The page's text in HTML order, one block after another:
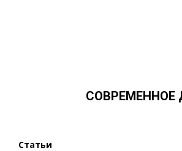
СОВРЕМЕННОЕ
Статьи